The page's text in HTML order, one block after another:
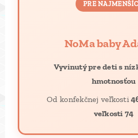
PRE
NoMa baby
Vyvinutý pre deti s
hmotnosťou
📐 Od konfekčnej veľkosti
veľkosti 74